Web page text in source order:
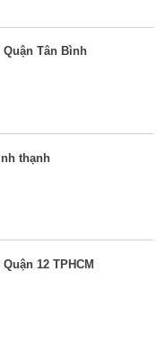
Tân Bình
thạnh
12 TPHCM